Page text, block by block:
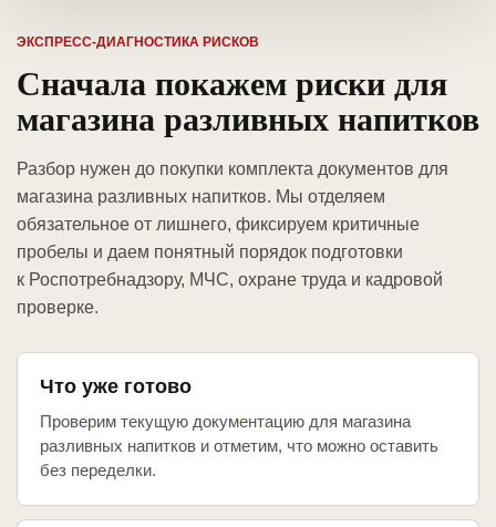
ЭКСПРЕСС-ДИАГНОСТИКА РИСКОВ
Сначала покажем риски для
магазина разливных напитков
Разбор нужен до покупки комплекта документов для
магазина разливных напитков. Мы отделяем
обязательное от лишнего, фиксируем критичные
пробелы и даем понятный порядок подготовки
к Роспотребнадзору, МЧС, охране труда и кадровой
проверке.
Что уже готово
Проверим текущую документацию для магазина
разливных напитков и отметим, что можно оставить
без переделки.